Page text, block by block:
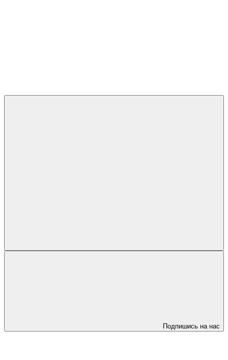
Подпишись на нас